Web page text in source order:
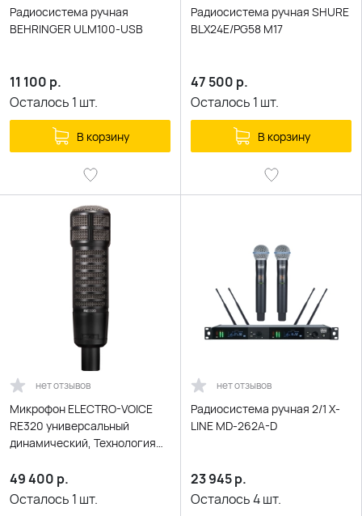
Радиосистема ручная
BEHRINGER ULM100-USB
11 100 р.
Осталось 1 шт.
В корзину
Радиосистема ручная SHURE
BLX24E/PG58 M17
47 500 р.
Осталось 1 шт.
В корзину
нет отзывов
Микрофон ELECTRO-VOICE
RE320 универсальный
динамический, Технология
49 400 р.
Осталось 1 шт.
нет отзывов
Радиосистема ручная 2/1 X-
LINE MD-262A-D
23 945р.
Осталось4шт.